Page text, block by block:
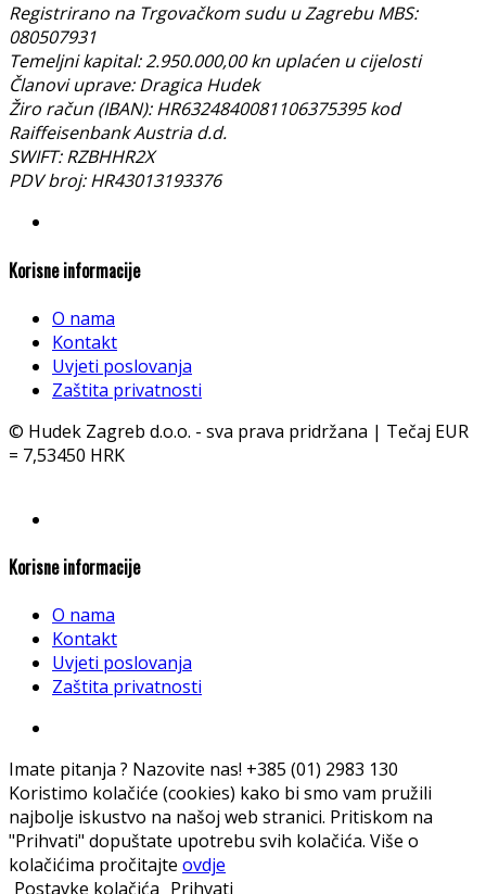
Registrirano na Trgovačkom sudu u Zagrebu MBS:
080507931
Temeljni kapital: 2.950.000,00 kn uplaćen u cijelosti
Članovi uprave: Dragica Hudek
Žiro račun (IBAN): HR6324840081106375395 kod
Raiffeisenbank Austria d.d.
SWIFT: RZBHHR2X
PDV broj: HR43013193376
Korisne informacije
O nama
Kontakt
Uvjeti poslovanja
Zaštita privatnosti
© Hudek Zagreb d.o.o. - sva prava pridržana | Tečaj EUR
= 7,53450 HRK
Korisne informacije
O nama
Kontakt
Uvjeti poslovanja
Zaštita privatnosti
Imate pitanja ? Nazovite nas! +385 (01) 2983 130
Koristimo kolačiće (cookies) kako bi smo vam pružili
najbolje iskustvo na našoj web stranici. Pritiskom na
"Prihvati" dopuštate upotrebu svih kolačića. Više o
kolačićima pročitajte ovdje
Postavke kolačića Prihvati